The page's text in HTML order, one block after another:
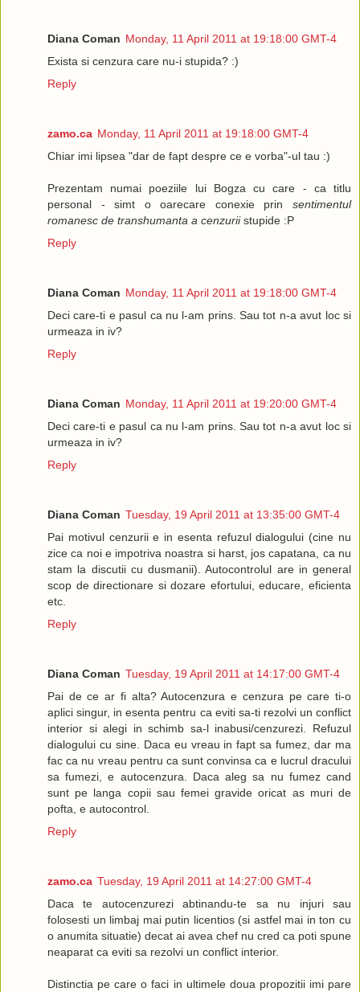
Diana Coman Monday, 11 April 2011 at 19:18:00 GMT-4
Exista si cenzura care nu-i stupida? :)
Reply
zamo.ca Monday, 11 April 2011 at 19:18:00 GMT-4
Chiar imi lipsea "dar de fapt despre ce e vorba"-ul tau :)
Prezentam numai poeziile lui Bogza cu care - ca titlu
personal - simt o oarecare conexie prin sentimentul
romanesc de transhumanta a cenzuriistupide :P
Reply
Diana Coman Monday, 11 April 2011 at 19:18:00 GMT-4
Deci care-ti e pasul ca nu l-am prins. Sau tot n-a avut loc si
urmeaza in iv?
Reply
Diana Coman Monday, 11 April 2011 at 19:20:00 GMT-4
Deci care-ti e pasul ca nu l-am prins. Sau tot n-a avut loc si
urmeaza in iv?
Reply
Diana Coman Tuesday, 19 April 2011 at 13:35:00 GMT-4
Pai motivul cenzurii e in esenta refuzul dialogului (cine nu
zice ca noi e impotriva noastra si harst, jos capatana, ca nu
stam la discutii cu dusmanii). Autocontrolul are in general
scop de directionare si dozare efortului, educare, eficienta
etc.
Reply
Diana Coman Tuesday, 19 April 2011 at 14:17:00 GMT-4
Pai de ce ar fi alta? Autocenzura e cenzura pe care ti-o
aplici singur, in esenta pentru ca eviti sa-ti rezolvi un conflict
interior si alegi in schimb sa-l inabusi/cenzurezi. Refuzul
dialogului cu sine. Daca eu vreau in fapt sa fumez, dar ma
fac ca nu vreau pentru ca sunt convinsa ca e lucrul dracului
sa fumezi, e autocenzura. Daca aleg sa nu fumez cand
sunt pe langa copii sau femei gravide oricat as muri de
pofta, e autocontrol.
Reply
zamo.ca Tuesday, 19 April 2011 at 14:27:00 GMT-4
Daca te autocenzurezi abtinandu-te sa nu injuri sau
folosesti un limbaj mai putin licentios (si astfel mai in ton cu
o anumita situatie) decat ai avea chef nu cred ca poti spune
neaparat ca eviti sa rezolvi un conflict interior.
Distinctia pe care o faci in ultimele doua propozitii imi pare